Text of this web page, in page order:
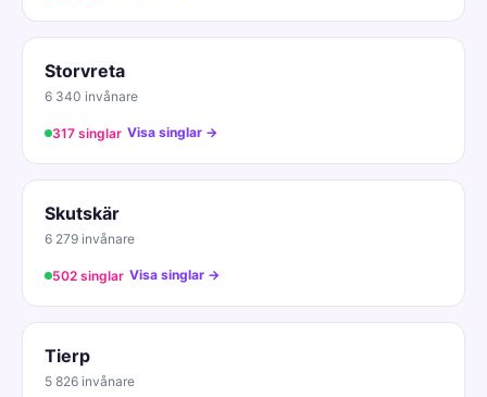
Storvreta
6 340 invånare
317 singlar Visa singlar →
Skutskär
6 279 invånare
502 singlar Visa singlar →
Tierp
5 826 invånare